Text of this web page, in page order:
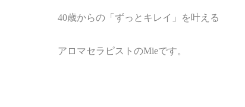
40歳からの「ずっとキレイ」を叶える
アロマセラピストのMieです。